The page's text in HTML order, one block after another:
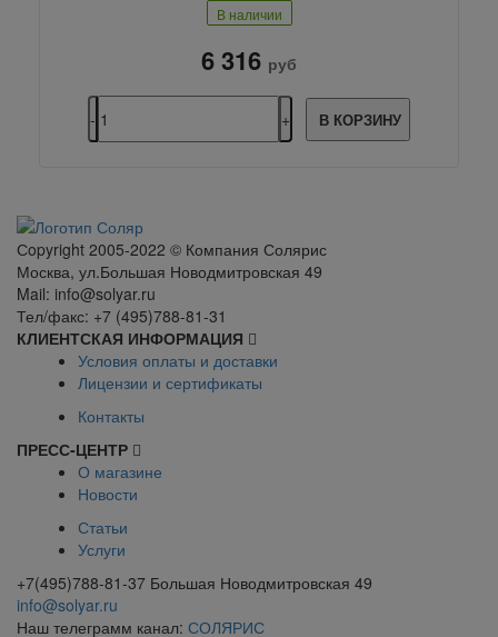
В наличии
6 316 руб
В КОРЗИНУ
Сopyright 2005-2022 © Компания Солярис
Москва, ул.Большая Новодмитровская 49
Mail: info@solyar.ru
Тел/факс: +7 (495)788-81-31
КЛИЕНТСКАЯ ИНФОРМАЦИЯ
Условия оплаты и доставки
Лицензии и сертификаты
Контакты
ПРЕСС-ЦЕНТР
О магазине
Новости
Статьи
Услуги
+7(495)788-81-37 Большая Новодмитровская 49
info@solyar.ru
Наш телеграмм канал: СОЛЯРИС